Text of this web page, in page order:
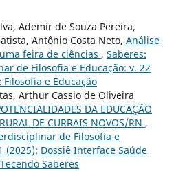
Ademir de Souza Pereira,
Antônio Costa Neto, Análise
feira de ciências , Saberes:
de Filosofia e Educação: v. 22
Filosofia e Educação
Arthur Cassio de Oliveira
DA EDUCAÇÃO
DE CURRAIS NOVOS/RN ,
de Filosofia e
(2025): Dossiê Interface Saúde
Saberes